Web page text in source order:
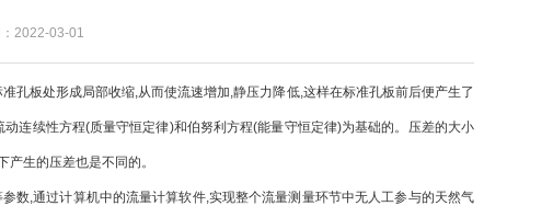
2022-03-01
孔板处形成局部收缩,从而使流速增加,静压力降低,这样在标准孔板前后便产生了
连续性方程(质量守恒定律)和伯努利方程(能量守恒定律)为基础的。压差的大小
生的压差也是不同的。
,通过计算机中的流量计算软件,实现整个流量测量环节中无人工参与的天然气